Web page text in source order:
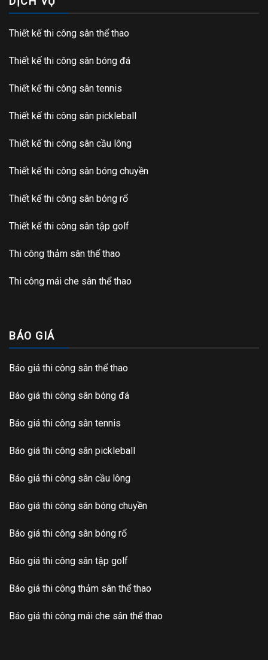
Thiết kế thi công sân thể thao
Thiết kế thi công sân bóng đá
Thiết kế thi công sân tennis
Thiết kế thi công sân pickleball
Thiết kế thi công sân cầu lông
Thiết kế thi công sân bóng chuyền
Thiết kế thi công sân bóng rổ
Thiết kế thi công sân tập golf
Thi công thảm sân thể thao
Thi công mái che sân thể thao
BÁO GIÁ
Báo giá thi công sân thể thao
Báo giá thi công sân bóng đá
Báo giá thi công sân tennis
Báo giá thi công sân pickleball
Báo giá thi công sân cầu lông
Báo giá thi công sân bóng chuyền
Báo giá thi công sân bóng rổ
Báo giá thi công sân tập golf
Báo giá thi công thảm sân thể thao
Báo giá thi công mái che sân thể thao